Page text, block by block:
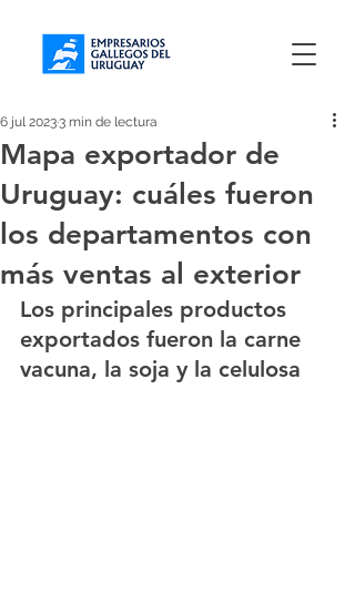
Mapa exportador de
Uruguay: cuáles fueron
los departamentos con
más ventas al exterior
6 jul 20233 min de lectura
Los principales productos
exportados fueron la carne
vacuna, la soja y la celulosa